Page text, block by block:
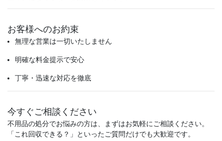
お客様へのお約束
無理な営業は一切いたしません
明確な料金提示で安心
丁寧・迅速な対応を徹底
今すぐご相談ください
不用品の処分でお悩みの方は、まずはお気軽にご相談ください。
「これ回収できる？」といったご質問だけでも大歓迎です。